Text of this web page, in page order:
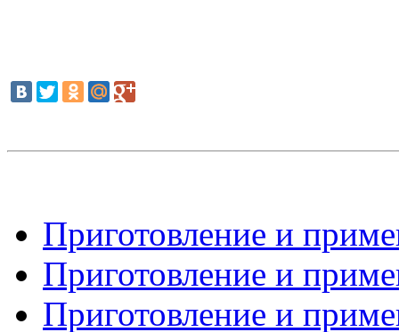
Приготовление и
Приготовление и
Приготовление и